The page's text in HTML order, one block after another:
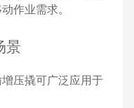
作业需求。
景
压撬可广泛应用于